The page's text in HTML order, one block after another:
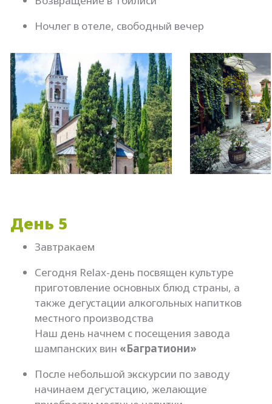
Ночлег в отеле, свободный вечер
День 5
Завтракаем
Сегодня Relax-день посвящен культуре
приготовление основных блюд страны, а
также дегустации алкогольных напитков
местного производства
Наш день начнем с посещения завода
шампанских вин «Багратиони»
После небольшой экскурсии по заводу
начинаем дегустацию, желающие